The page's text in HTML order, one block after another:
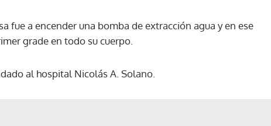
fue a encender una bomba de extracción agua y en ese
grade en todo su cuerpo.
al hospital Nicolás A. Solano.